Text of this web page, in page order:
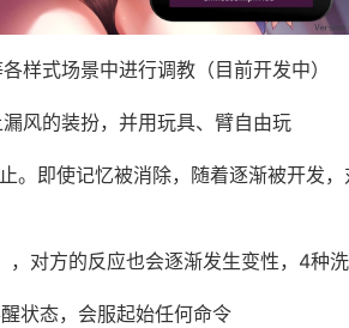
样式场景中进行调教（目前开发中）
风的装扮，并用玩具、臂自由玩
。即使记忆被消除，随着逐渐被开发
对方的反应也会逐渐发生变性，4种
状态，会服起始任何命令